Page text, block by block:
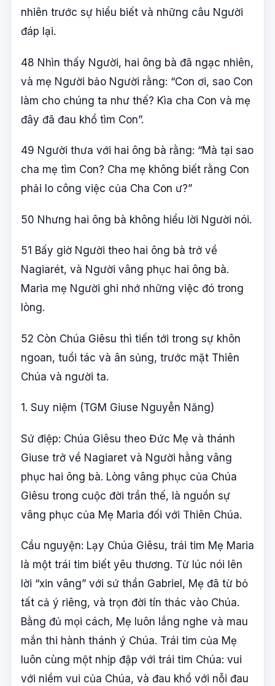
nhiên trước sự hiểu biết và những câu Người
đáp lại.
48 Nhìn thấy Người, hai ông bà đã ngạc nhiên,
và mẹ Người bảo Người rằng: “Con ơi, sao Con
làm cho chúng ta như thế? Kìa cha Con và mẹ
đây đã đau khổ tìm Con”.
49 Người thưa với hai ông bà rằng: “Mà tại sao
cha mẹ tìm Con? Cha mẹ không biết rằng Con
phải lo công việc của Cha Con ư?”
50 Nhưng hai ông bà không hiểu lời Người nói.
51 Bấy giờ Người theo hai ông bà trở về
Nagiarét, và Người vâng phục hai ông bà.
Maria mẹ Người ghi nhớ những việc đó trong
lòng.
52 Còn Chúa Giêsu thì tiến tới trong sự khôn
ngoan, tuổi tác và ân sủng, trước mặt Thiên
Chúa và người ta.
1. Suy niệm (TGM Giuse Nguyễn Năng)
Sứ điệp: Chúa Giêsu theo Đức Mẹ và thánh
Giuse trở về Nagiaret và Người hằng vâng
phục hai ông bà. Lòng vâng phục của Chúa
Giêsu trong cuộc đời trần thế, là nguồn sự
vâng phục của Mẹ Maria đối với Thiên Chúa.
Cầu nguyện: Lạy Chúa Giêsu, trái tim Mẹ Maria
là một trái tim biết yêu thương. Từ lúc nói lên
lời “xin vâng” với sứ thần Gabriel, Mẹ đã từ bỏ
tất cả ý riêng, và trọn đời tín thác vào Chúa.
Bằng đủ mọi cách, Mẹ luôn lắng nghe và mau
mắn thi hành thánh ý Chúa. Trái tim của Mẹ
luôn cùng một nhịp đập với trái tim Chúa: vui
với niềm vui của Chúa, và đau khổ với nỗi đau